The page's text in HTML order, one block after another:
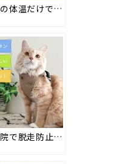
ペットの体温だけで表面温度が約＋5度に！座るだけ暖かオシャレなエコマット。 #66
猫の病院で脱走防止!!布製ハーネスとリードのセットで安心通院 #71